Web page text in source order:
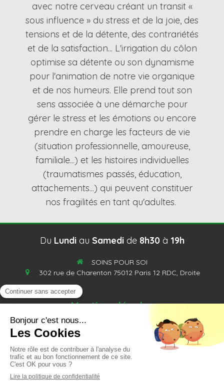
avec notre cerveau créant un transit «
sous influence » du stress et de la joie, des
tensions et de la détente, des contrariétés
et de la satisfaction... L'irrigation du côlon
optimise sa détente ou son dynamisme
pour l'animation de notre vie organique
et de nos humeurs. Elle prend tout son
sens associée à une démarche pour
gérer le stress et les émotions ou encore
prendre en charge les facteurs de vie
(situation professionnelle, amoureuse,
familiale...) et les histoires individuelles
(traumatismes passés, éducation,
attachements...) qui peuvent constituer
nos fragilités en tant qu'adultes.
Du Lundiau Samedide 8h30à 19h
SOINS POUR SOI
302 rue de Charenton 75012 Paris 12 RDC, Droite
Mentions légales
Sécurité et vie privée